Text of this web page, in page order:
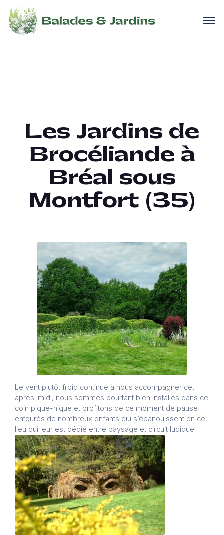
Les Jardins de
Brocéliande à
Bréal sous
Montfort (35)
Le vent plutôt froid continue à nous accompagner cet
après-midi, nous sommes pourtant bien installés dans ce
coin pique-nique et profitons de ce moment de pause
entourés de nombreux enfants qui s’épanouissent en ce
lieu qui leur est dédié entre paysage et circuit ludique.